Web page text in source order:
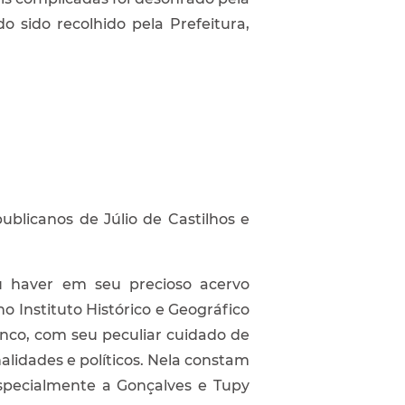
sido recolhido pela Prefeitura,
de Júlio de Castilhos e
haver em seu precioso acervo
Instituto Histórico e Geográfico
com seu peculiar cuidado de
e políticos. Nela constam
a Gonçalves e Tupy